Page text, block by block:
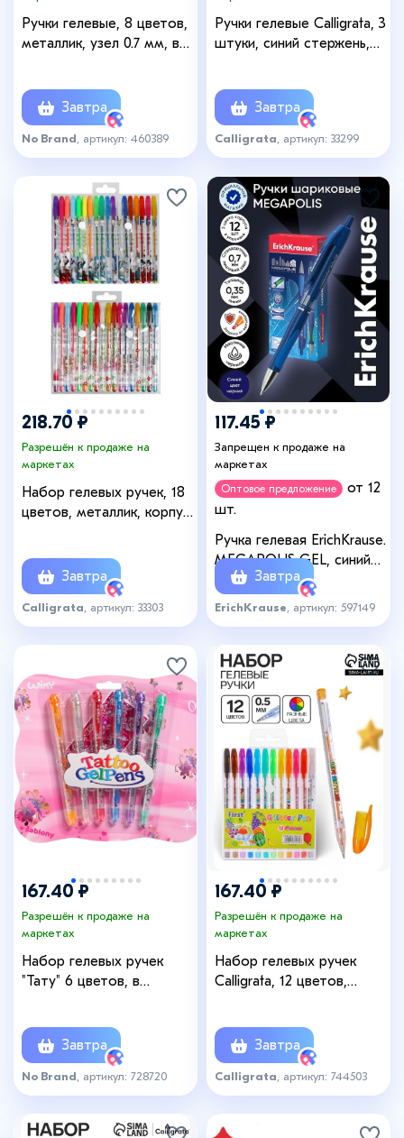
Ручки гелевые, 8 цветов,
металлик, узел 0.7 мм, в
Завтра
No Brand , артикул: 460389
Ручки гелевые Calligrata, 3
штуки, синий стержень,
Завтра
Calligrata , артикул: 33299
218.70 ₽
Разрешён к продаже на
маркетах
Набор гелевых ручек, 18
цветов, металлик, корпус
Завтра
Calligrata , артикул: 33303
+5
117.45 ₽
Запрещен к продаже на
маркетах
Оптовое предложение
от 12
шт.
Ручка гелевая ErichKrause.
MEGAPOLIS GEL, синий
стержень, узел 0.5 мм
Завтра
ErichKrause , артикул: 597149
167.40 ₽
Разрешён к продаже на
маркетах
Набор гелевых ручек
"Тату" 6 цветов, в
Завтра
No Brand , артикул: 728720
+3
167.40 ₽
Разрешён к продаже на
маркетах
Набор гелевых ручек
Calligrata, 12 цветов,
блистере на кнопке
Завтра
Calligrata , артикул: 744503